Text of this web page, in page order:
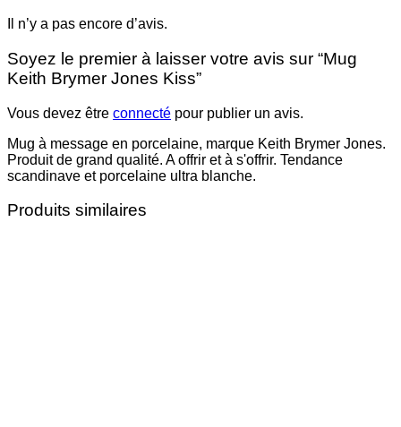
Il n’y a pas encore d’avis.
Soyez le premier à laisser votre avis sur “Mug
Keith Brymer Jones Kiss”
Vous devez être connecté pour publier un avis.
Mug à message en porcelaine, marque Keith Brymer Jones.
Produit de grand qualité. A offrir et à s'offrir. Tendance
scandinave et porcelaine ultra blanche.
Produits similaires